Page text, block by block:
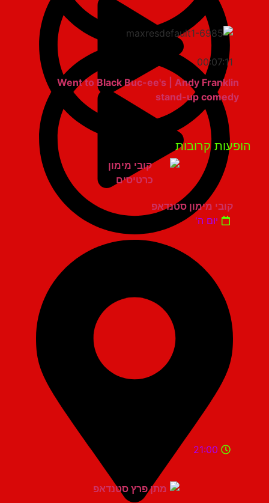
00:07:11
Went to Black Buc-ee's | Andy Franklin
stand-up comedy
קרובות
קובי מימון סטנדאפ
יום ה'
21:00